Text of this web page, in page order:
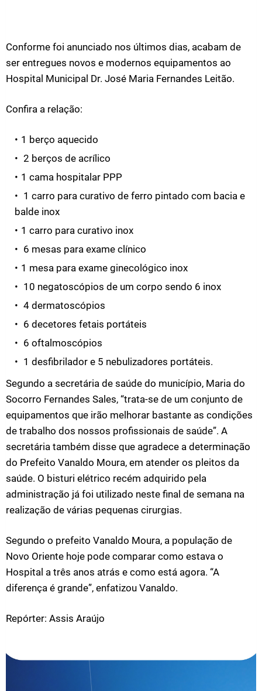
Conforme foi anunciado nos últimos dias, acabam de
ser entregues novos e modernos equipamentos ao
Hospital Municipal Dr. José Maria Fernandes Leitão.
Confira a relação:
1 berço aquecido
2 berços de acrílico
1 cama hospitalar PPP
1 carro para curativo de ferro pintado com bacia e
balde inox
1 carro para curativo inox
6 mesas para exame clínico
1 mesa para exame ginecológico inox
10 negatoscópios de um corpo sendo 6 inox
4 dermatoscópios
6 decetores fetais portáteis
6 oftalmoscópios
1 desfibrilador e 5 nebulizadores portáteis.
Segundo a secretária de saúde do município, Maria do
Socorro Fernandes Sales, “trata-se de um conjunto de
equipamentos que irão melhorar bastante as condições
de trabalho dos nossos profissionais de saúde”. A
secretária também disse que agradece a determinação
do Prefeito Vanaldo Moura, em atender os pleitos da
saúde. O bisturi elétrico recém adquirido pela
administração já foi utilizado neste final de semana na
realização de várias pequenas cirurgias.
Segundo o prefeito Vanaldo Moura, a população de
Novo Oriente hoje pode comparar como estava o
Hospital a três anos atrás e como está agora. “A
diferença é grande”, enfatizou Vanaldo.
Repórter: Assis Araújo